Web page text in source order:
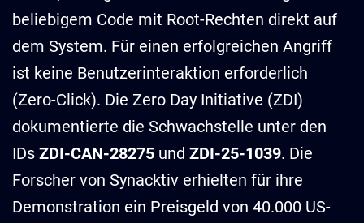
beliebigem Code mit Root-Rechten direkt auf
dem System. Für einen erfolgreichen Angriff
ist keine Benutzerinteraktion erforderlich
(Zero-Click). Die Zero Day Initiative (ZDI)
dokumentierte die Schwachstelle unter den
IDs ZDI-CAN-28275 und ZDI-25-1039. Die
Forscher von Synacktiv erhielten für ihre
Demonstration ein Preisgeld von 40.000 US-